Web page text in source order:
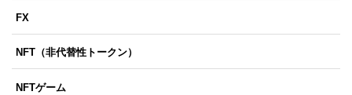
FX
NFT（非代替性トークン）
NFTゲーム